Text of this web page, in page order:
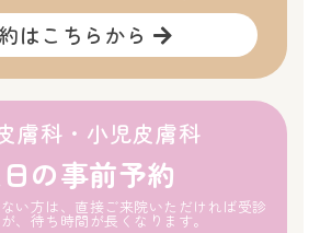
はこちらから
膚科・小児皮膚科
の事前予約
い方は、直接ご来院いただければ受診
、待ち時間が長くなります。